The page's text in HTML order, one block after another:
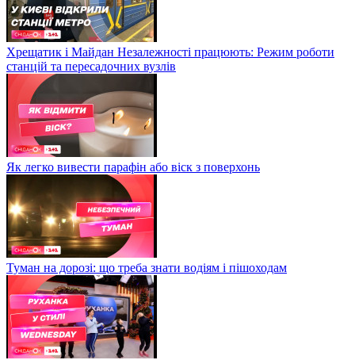
Хрещатик і Майдан Незалежності працюють: Режим роботи
станцій та пересадочних вузлів
Як легко вивести парафін або віск з поверхонь
Туман на дорозі: що треба знати водіям і пішоходам